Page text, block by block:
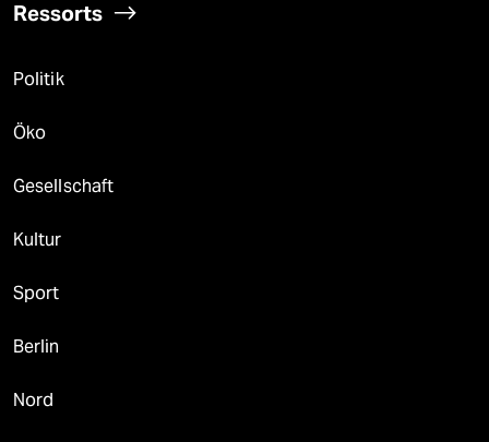
Ressorts
Politik
Öko
Gesellschaft
Kultur
Sport
Berlin
Nord